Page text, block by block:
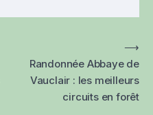
Randonnée Abbaye de
Vauclair : les meilleurs
circuits en forêt
⟶